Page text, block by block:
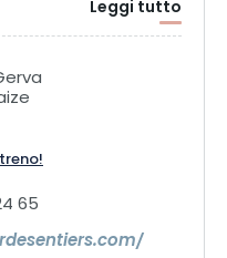
Leggi tutto
65